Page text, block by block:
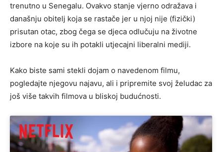
trenutno u Senegalu. Ovakvo stanje vjerno odražava i
današnju obitelj koja se rastače jer u njoj nije (fizički)
prisutan otac, zbog čega se djeca odlučuju na životne
izbore na koje su ih potakli utjecajni liberalni mediji.
Kako biste sami stekli dojam o navedenom filmu,
pogledajte njegovu najavu, ali i pripremite svoj želudac za
još više takvih filmova u bliskoj budućnosti.